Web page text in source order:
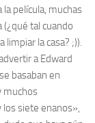
película, muchas
(¿qué tal cuando
limpiar la casa? ;)).
a Edward
basaban en
muchos
siete enanos»,